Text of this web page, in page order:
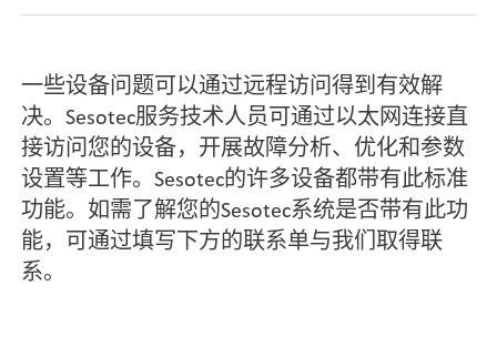
一些设备问题可以通过远程访问得到有效解
决。Sesotec服务技术人员可通过以太网连接直
接访问您的设备，开展故障分析、优化和参数
设置等工作。Sesotec的许多设备都带有此标准
功能。如需了解您的Sesotec系统是否带有此功
能，可通过填写下方的联系单与我们取得联
系。